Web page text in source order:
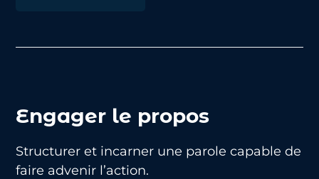
Engager le propos
Structurer et incarner une parole capable de
faire advenir l’action.